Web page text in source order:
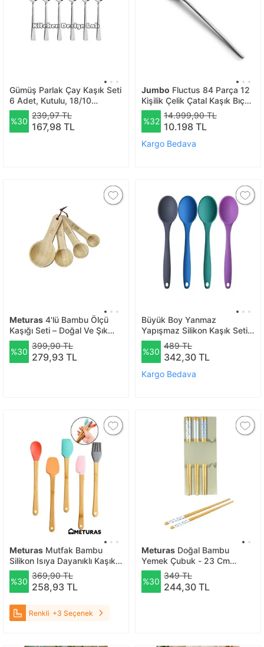
Gümüş Parlak Çay Kaşık Seti
6 Adet, Kutulu, 18/10
Paslanmaz Çelik 6 Kişilik Çay
Kaşığı Seti
%30
239,97 TL
167,98 TL
Jumbo Fluctus 84 Parça 12
Kişilik Çelik Çatal Kaşık Bıçak
Takımı
%32
14.999,90 TL
10.198 TL
Kargo Bedava
Meturas 4'lü Bambu Ölçü
Kaşığı Seti – Doğal Ve Şık
Mutfak Gereci 4 Ölçek
%30
399,90 TL
279,93 TL
Büyük Boy Yanmaz
Yapışmaz Silikon Kaşık Seti
4 Adet – Silikon Kaşık
Antrasit Mavi Yeşil Mor
%30
489 TL
342,30 TL
Kargo Bedava
Meturas Mutfak Bambu
Silikon Isıya Dayanıklı Kaşık
Kepçe Takımı 5 Li Set Renkli
Renkli
%30
369,90 TL
258,93 TL
Renkli +3 Seçenek
Meturas Doğal Bambu
Yemek Çubuk - 23 Cm
Japon Kore Tarzı Yeniden
Kullanılabilir Chopstick Seti
64081
%30
349 TL
244,30 TL